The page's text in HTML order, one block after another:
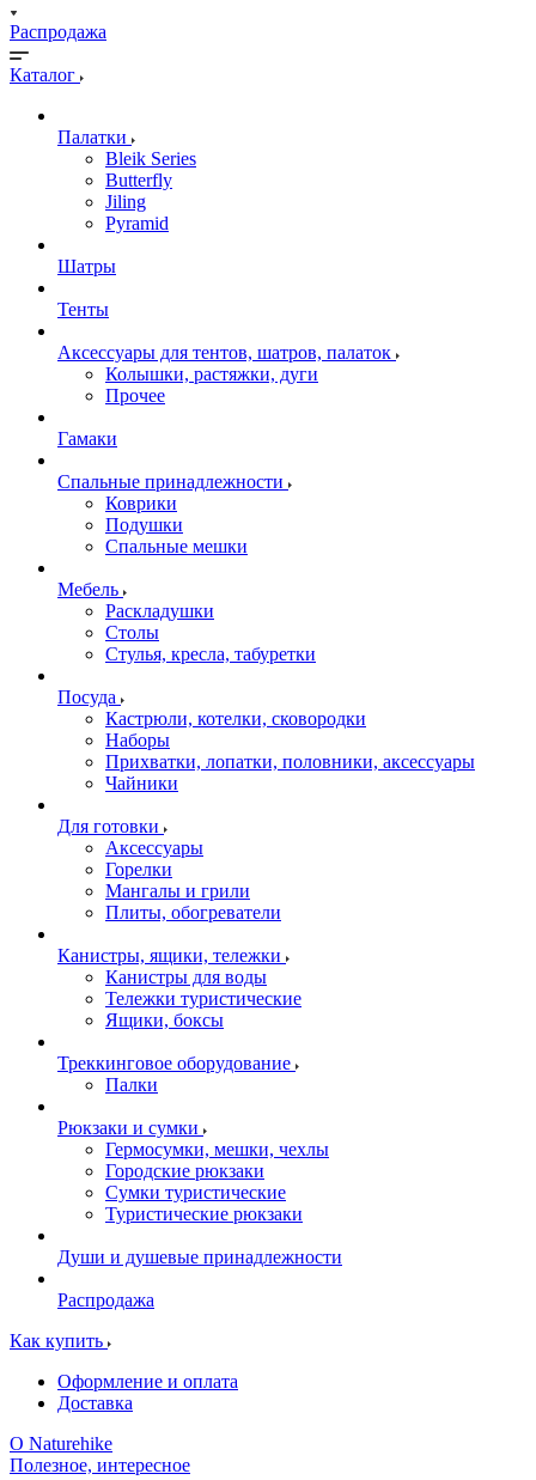
Распродажа
Каталог
Палатки
Bleik Series
Butterfly
Jiling
Pyramid
Шатры
Тенты
Аксессуары для тентов, шатров, палаток
Колышки, растяжки, дуги
Прочее
Гамаки
Спальные принадлежности
Коврики
Подушки
Спальные мешки
Мебель
Раскладушки
Столы
Стулья, кресла, табуретки
Посуда
Кастрюли, котелки, сковородки
Наборы
Прихватки, лопатки, половники, аксессуары
Чайники
Для готовки
Аксессуары
Горелки
Мангалы и грили
Плиты, обогреватели
Канистры, ящики, тележки
Канистры для воды
Тележки туристические
Ящики, боксы
Треккинговое оборудование
Палки
Рюкзаки и сумки
Гермосумки, мешки, чехлы
Городские рюкзаки
Сумки туристические
Туристические рюкзаки
Души и душевые принадлежности
Распродажа
Как купить
Оформление и оплата
Доставка
О Naturehike
Полезное, интересное